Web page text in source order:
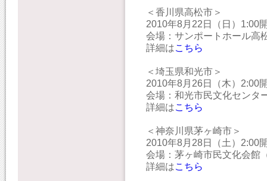
＜香川県高松市＞
2010年8月22日（日）1:00
会場：サンポートホール高
詳細はこちら
＜埼玉県和光市＞
2010年8月26日（木）2:00
会場：和光市民文化センタ
詳細はこちら
＜神奈川県茅ヶ崎市＞
2010年8月28日（土）2:00
会場：茅ヶ崎市民文化会館
詳細はこちら